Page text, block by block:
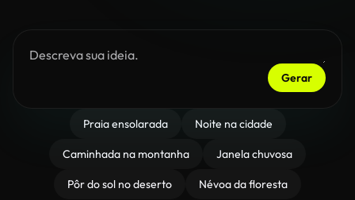
Gerar
Praia ensolarada Noite na cidade
Caminhada na montanha Janela chuvosa
Pôr do sol no deserto Névoa da floresta